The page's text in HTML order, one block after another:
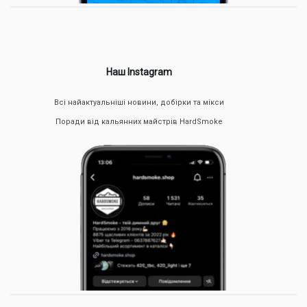
Любителям помірної міцності та високої жаростійкості
ідеальним рішенням стане популярний український
позиції від Unity, Molfar чи Loud.
віддають перевагу заправкам на основі листа Burley від
що зігрівають, від брендів Enigma і Creepy.
Також на сайті доступні легкі безнікотинові суміші Space Tea та
Swipe для тих, хто цінує виключно чистий смак.
Як замовити тютюн для кальяну в Кривому Розі
Оформити покупку на сайті Hardsmoke з доставкою можна в
кілька кліків через віртуальний кошик. З метою зручного
пошуку всі товари розподілені за категоріями, брендами,
смаковими напрямками (ягідні, фруктові, свіжі, десертні),
рівнем міцності. Мінімальна сума замовлення у магазині
складає 300 гривень. При оформленні заявки достатньо
вказати контактні дані, вибрати оптимальний варіант оплати
Наш Instagram
Всі найактуальніші новини, добірки та мікси
Поради від кальянних майстрів HardSmoke